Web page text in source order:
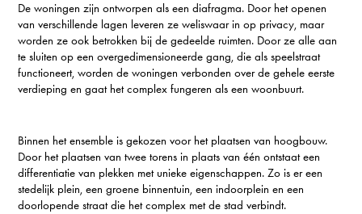
De woningen zijn ontworpen als een diafragma. Door het openen
van verschillende lagen leveren ze weliswaar in op privacy, maar
worden ze ook betrokken bij de gedeelde ruimten. Door ze alle aan
te sluiten op een overgedimensioneerde gang, die als speelstraat
functioneert, worden de woningen verbonden over de gehele eerste
verdieping en gaat het complex fungeren als een woonbuurt.​​​​​​​
Binnen het ensemble is gekozen voor het plaatsen van hoogbouw.
Door het plaatsen van twee torens in plaats van één ontstaat een
differentiatie van plekken met unieke eigenschappen. Zo is er een
stedelijk plein, een groene binnentuin, een indoorplein en een
doorlopende straat die het complex met de stad verbindt.